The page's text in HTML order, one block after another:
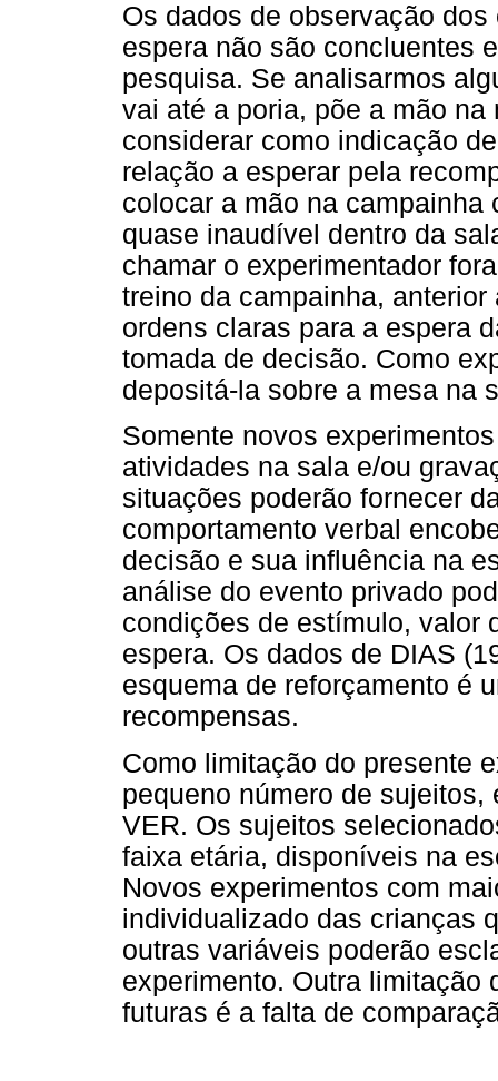
Os dados de observação
espera não são concluentes
pesquisa. Se analisarmos
vai até a poria, põe a mão
considerar como indicação
relação a esperar pela
colocar a mão na campainha
quase inaudível dentro da
chamar o experimentador
treino da campainha,
ordens claras para a espera
tomada de decisão. Como
depositá-la sobre a mesa na
Somente novos
atividades na sala e/ou
situações poderão fornecer
comportamento verbal
decisão e sua influência na
análise do evento privado
condições de estímulo, valor
espera. Os dados de DIAS
esquema de reforçamento é
recompensas.
Como limitação do presente
pequeno número de
VER. Os sujeitos
faixa etária, disponíveis na
Novos experimentos com
individualizado das crianças
outras variáveis poderão
experimento. Outra limitação
futuras é a falta de